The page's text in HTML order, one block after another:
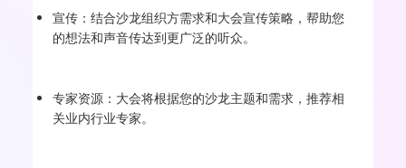
宣传：结合沙龙组织方需求和大会宣传策略，帮助您
的想法和声音传达到更广泛的听众。
专家资源：大会将根据您的沙龙主题和需求，推荐相
关业内行业专家。